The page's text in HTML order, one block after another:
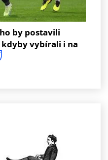
by postavili
vybírali i na